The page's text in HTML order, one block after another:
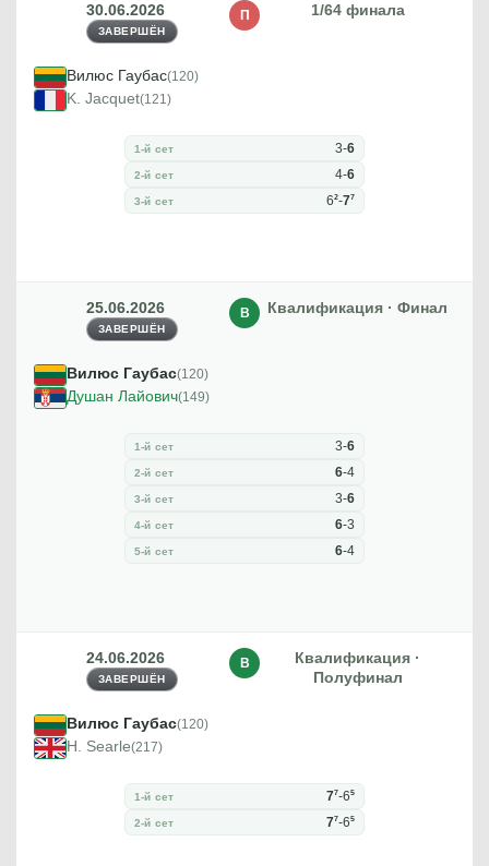
30.06.2026
ЗАВЕРШЁН
1/64 финала
П
Вилюс Гаубас(120)
K. Jacquet(121)
1-й сет 3-6
2-й сет 4-6
3-й сет 62-77
25.06.2026
ЗАВЕРШЁН
Квалификация · Финал
В
Вилюс Гаубас(120)
Душан Лайович(149)
1-й сет 3-6
2-й сет 6-4
3-й сет 3-6
4-й сет 6-3
5-й сет 6-4
24.06.2026
ЗАВЕРШЁН
Квалификация ·
Полуфинал
В
Вилюс Гаубас(120)
H. Searle(217)
1-й сет 77-65
2-й сет 77-65